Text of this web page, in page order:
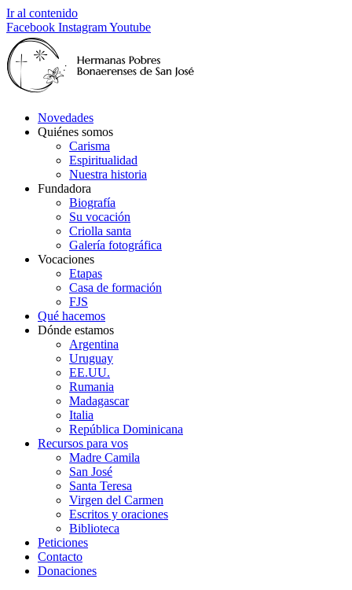
Ir al contenido
Facebook InstagramYoutube
Novedades
Quiénes somos
Carisma
Espiritualidad
Nuestra historia
Fundadora
Biografía
Su vocación
Criolla santa
Galería fotográfica
Vocaciones
Etapas
Casa de formación
FJS
Qué hacemos
Dónde estamos
Argentina
Uruguay
EE.UU.
Rumania
Madagascar
Italia
República Dominicana
Recursos para vos
Madre Camila
San José
Santa Teresa
Virgen del Carmen
Escritos y oraciones
Biblioteca
Peticiones
Contacto
Donaciones